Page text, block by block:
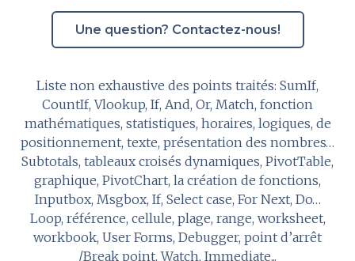
Une question? Contactez-nous!
Liste non exhaustive des points traités: SumIf,
CountIf, Vlookup, If, And, Or, Match, fonction
mathématiques, statistiques, horaires, logiques, de
positionnement, texte, présentation des nombres…
Subtotals, tableaux croisés dynamiques, PivotTable,
graphique, PivotChart, la création de fonctions,
Inputbox, Msgbox, If, Select case, For Next, Do…
Loop, référence, cellule, plage, range, worksheet,
workbook, User Forms, Debugger, point d’arrêt
/Break point, Watch, Immediate...